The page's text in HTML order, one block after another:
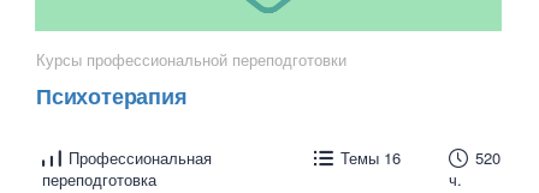
Курсы профессиональной переподготовки
Психотерапия
Профессиональная
переподготовка
Темы 16
520
ч.